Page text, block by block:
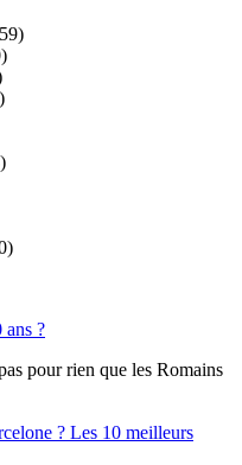
ans ?
pour rien que les Romains
? Les 10 meilleurs